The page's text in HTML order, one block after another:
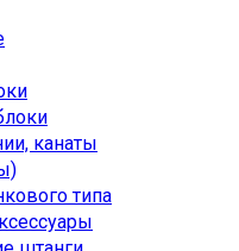
канаты
типа